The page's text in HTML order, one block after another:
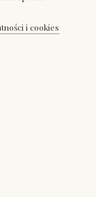
i cookies